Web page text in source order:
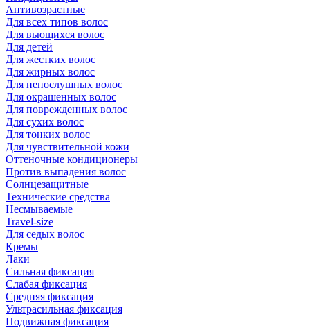
Антивозрастные
Для всех типов волос
Для вьющихся волос
Для детей
Для жестких волос
Для жирных волос
Для непослушных волос
Для окрашенных волос
Для поврежденных волос
Для сухих волос
Для тонких волос
Для чувствительной кожи
Оттеночные кондиционеры
Против выпадения волос
Солнцезащитные
Технические средства
Несмываемые
Travel-size
Для седых волос
Кремы
Лаки
Сильная фиксация
Слабая фиксация
Средняя фиксация
Ультрасильная фиксация
Подвижная фиксация